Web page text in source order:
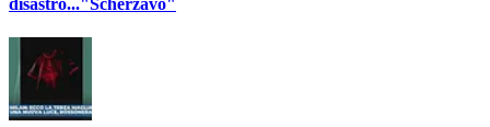
disastro..."Scherzavo"